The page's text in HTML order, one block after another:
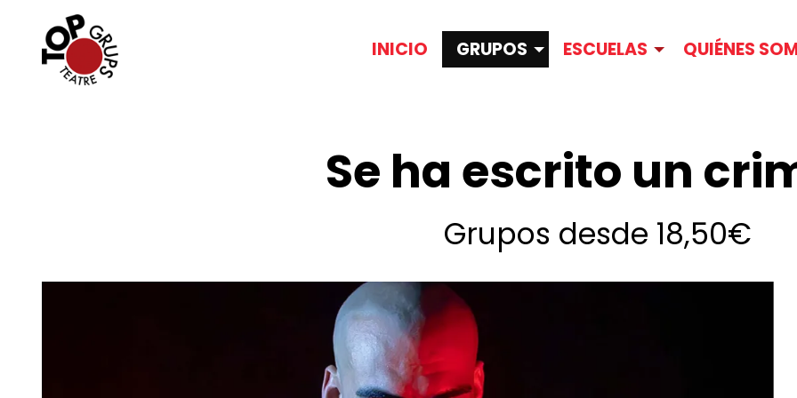
INICIO GRUPOS ESCUELAS QUIÉNES
Se ha escrito un
Grupos desde 18,50€